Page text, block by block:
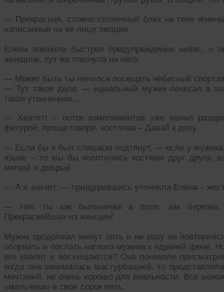
— Прекрасная, словно солнечный блик на теле
написанные на ее лице эмоции.
Елена помнила быстрое предупреждение небес, о
женщине, тут же плюнула на него:
— Может быть ты ленился посещать небесный
— Тут такое дело, — идеальный мужик почесал в
такая утонченная…
— Хватит! – поток комплиментов уже начал
фигурой, проще говоря, костлява – Давай к делу.
— Если бы я был слишком подтянут, — если у мужика
языке – то мы бы колотились костями друг друга,
мягкий и добрый.
— А я значит, — прищурившись уточнила Елена –
— Нет, ты как былиночка в поле, как березка,
Прекраснейшая из женщин!
Мужик продолжал минут пять и ни разу не
оборвать и послать наглого мужика к едреней фене.
его хвалят и восхищаются? Она поневоле
когда она занималась мастурбацией, то
мечтаний, не очень хорошо для реальности. Все
«мальчика» в свои сорок пять.